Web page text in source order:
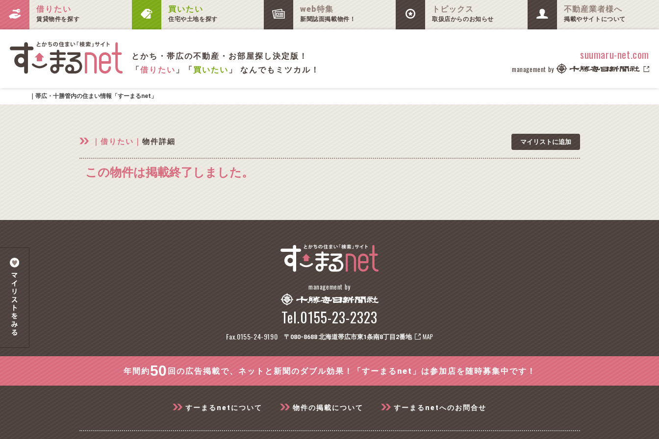
借りたい
賃貸物件を探す
買いたい
住宅や土地を探す
web特集
新聞誌面掲載物件！
トピックス
取扱店からのお知らせ
不動産業者様へ
掲載やサイトについて
とかち・帯広の不動産・お部屋探し決定版！
「借りたい 」「 買いたい 」 なんでもミツカル！
suumaru-net.com
management by
｜帯広・十勝管内の住まい情報「すーまるnet」
｜借りたい｜ 物件詳細 マイリストに追加
この物件は掲載終了しました。
management by
Tel.0155-23-2323
Fax.0155-24-9190 〒080-8688 北海道帯広市東1条南8丁目2番地
年間約50 回の広告掲載で、ネットと新聞のダブル効果！「すーまるnet」は参加店を随時募集中です！
すーまるnetについて 物件の掲載について すーまるnetへのお問合せ